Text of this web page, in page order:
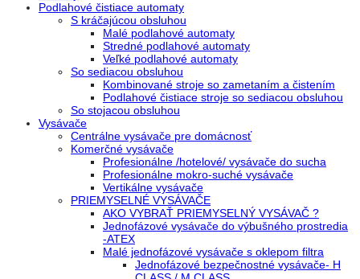
Podlahové čistiace automaty
S kráčajúcou obsluhou
Malé podlahové automaty
Stredné podlahové automaty
Veľké podlahové automaty
So sediacou obsluhou
Kombinované stroje so zametaním a čistením
Podlahové čistiace stroje so sediacou obsluhou
So stojacou obsluhou
Vysávače
Centrálne vysávače pre domácnosť
Komerčné vysávače
Profesionálne /hotelové/ vysávače do sucha
Profesionálne mokro-suché vysávače
Vertikálne vysávače
PRIEMYSELNÉ VYSÁVAČE
AKO VYBRAŤ PRIEMYSELNÝ VYSÁVAČ ?
Jednofázové vysávače do výbušného prostredia
-ATEX
Malé jednofázové vysávače s oklepom filtra
Jednofázové bezpečnostné vysávače- H